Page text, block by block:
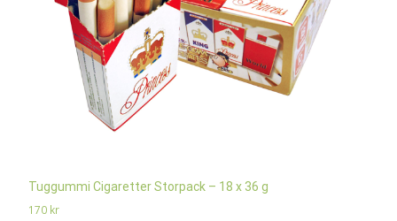
Tuggummi Cigaretter Storpack – 18 x 36 g
170 kr